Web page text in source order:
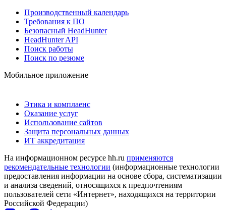
Производственный календарь
Требования к ПО
Безопасный HeadHunter
HeadHunter API
Поиск работы
Поиск по резюме
Мобильное приложение
Этика и комплаенс
Оказание услуг
Использование сайтов
Защита персональных данных
ИТ аккредитация
На информационном ресурсе hh.ru применяются
рекомендательные технологии (информационные технологии
предоставления информации на основе сбора, систематизации
и анализа сведений, относящихся к предпочтениям
пользователей сети «Интернет», находящихся на территории
Российской Федерации)